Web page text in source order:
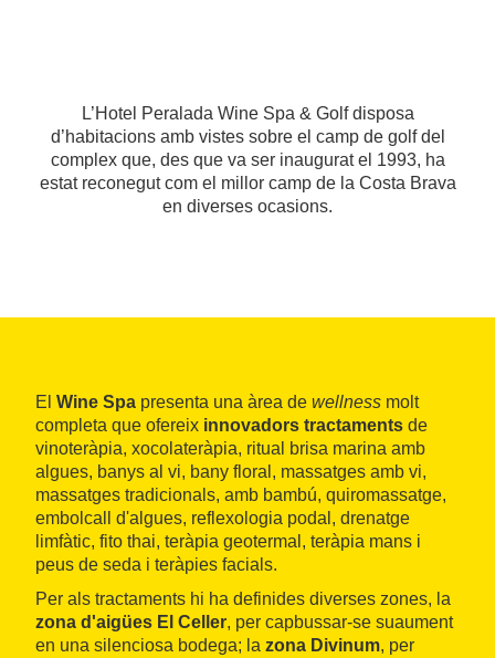
L’Hotel Peralada Wine Spa & Golf disposa
d’habitacions amb vistes sobre el camp de golf del
complex que, des que va ser inaugurat el 1993, ha
estat reconegut com el millor camp de la Costa Brava
en diverses ocasions.
El Wine Spa presenta una àrea de wellness molt
completa que ofereix innovadors tractaments de
vinoteràpia, xocolateràpia, ritual brisa marina amb
algues, banys al vi, bany floral, massatges amb vi,
massatges tradicionals, amb bambú, quiromassatge,
embolcall d'algues, reflexologia podal, drenatge
limfàtic, fito thai, teràpia geotermal, teràpia mans i
peus de seda i teràpies facials.
Per als tractaments hi ha definides diverses zones, la
zona d'aigües El Celler, per capbussar-se suaument
en una silenciosa bodega; la zona Divinum, per